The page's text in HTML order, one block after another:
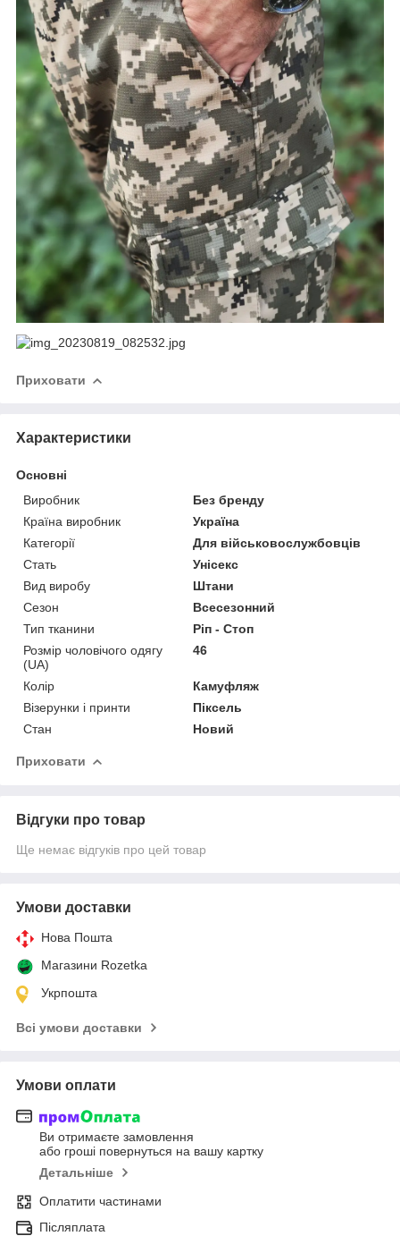
Приховати
Характеристики
Основні
Виробник
Без бренду
Країна виробник
Україна
Категорії
Для військовослужбовців
Стать
Унісекс
Вид виробу
Штани
Сезон
Всесезонний
Тип тканини
Ріп - Стоп
Розмір чоловічого одягу
(UA)
46
Колір
Камуфляж
Візерунки і принти
Піксель
Стан
Новий
Приховати
Відгуки про товар
Ще немає відгуків про цей товар
Умови доставки
Нова Пошта
Магазини Rozetka
Укрпошта
Всі умови доставки
Умови оплати
Ви отримаєте замовлення
або гроші повернуться на вашу картку
Детальніше
Оплатити частинами
Післяплата